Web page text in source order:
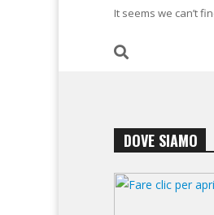
It seems we can’t
DOVE SIAMO